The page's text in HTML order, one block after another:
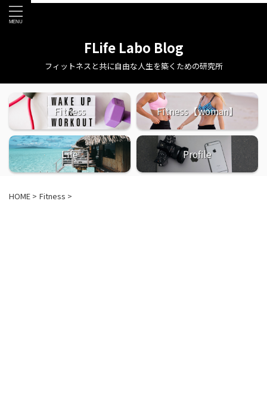
FLife Labo Blog
フィットネスと共に自由な人生を築くための研究所
Fitness Fitness【woman】
Life Profile
HOME > Fitness >